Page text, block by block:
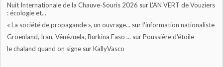
Nuit Internationale de la Chauve-Souris 2026 surL'AN VERT de Vouziers
: écologie et...
« La société de propagande », un ouvrage... surl'information nationaliste
Groenland, Iran, Vénézuela, Burkina Faso ... surPoussière d'étoile
le chaland quand on signe surKallyVasco